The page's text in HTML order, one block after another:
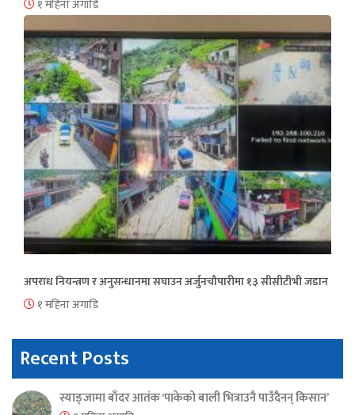
१ महिना अगाडि
अपराध नियन्त्रण र अनुसन्धानमा सघाउन अर्जुनचौपारीमा १३ सीसीटीभी जडान
१ महिना अगाडि
Recent Posts
स्याङ्जामा बाँदर आतंक ‘पाकेको बाली भित्राउनै पाउँदैनन् किसान’